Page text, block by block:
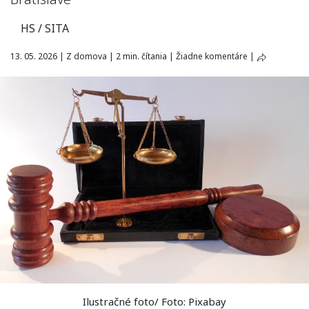
HS / SITA
13. 05. 2026 | Z domova | 2 min. čítania | Žiadne komentáre |
Ilustračné foto/ Foto: Pixabay